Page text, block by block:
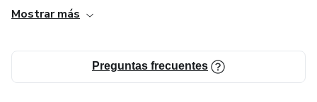
Mostrar más
Preguntas frecuentes